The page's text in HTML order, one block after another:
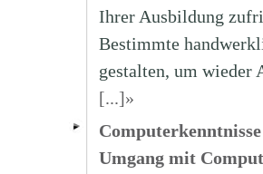
Ihrer Ausbildung
Bestimmte
gestalten, um wieder
[...]»
Umgang mit